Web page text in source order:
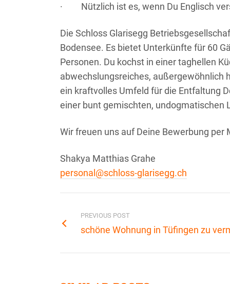
· Nützlich ist es, wenn Du Englisch
Die Schloss Glarisegg
Bodensee. Es bietet Unterkünfte für 60
Personen. Du kochst in einer taghellen
abwechslungsreiches, außergewöhnlich
ein kraftvolles Umfeld für die Entfaltung
einer bunt gemischten, undogmatischen
Wir freuen uns auf Deine Bewerbung per
Shakya Matthias Grahe
personal@schloss-glarisegg.ch
PREVIOUS POST
schöne Wohnung in Tüfingen zu
Bericht
Winterthur